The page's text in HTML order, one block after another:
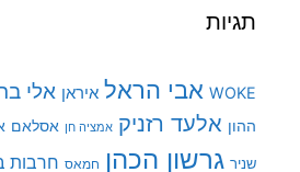
תגיות
WOKE אבי הראל איראן אלי
ההון אלעד רזניק אמציה חן אסלאם
שניר גרשון הכהן חמאס חרבות